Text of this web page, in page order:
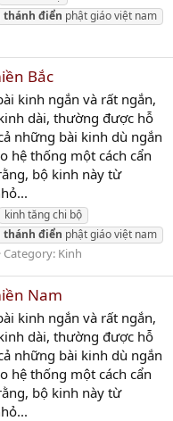
thánh điển phật giáo việt nam
Bắc
kinh ngắn và rất ngắn,
dài, thường được hỗ
những bài kinh dù ngắn
hệ thống một cách cẩn
bộ kinh này từ
kinh tăng chi bộ
thánh điển phật giáo việt nam
Category: Kinh
Nam
kinh ngắn và rất ngắn,
dài, thường được hỗ
những bài kinh dù ngắn
hệ thống một cách cẩn
bộ kinh này từ